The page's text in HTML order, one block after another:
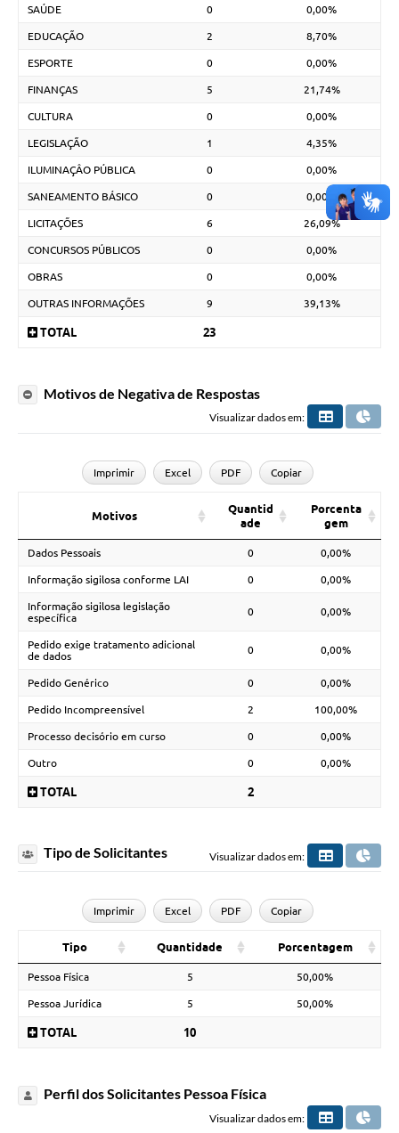
SAÚDE 0 0,00%
EDUCAÇÃO 2 8,70%
ESPORTE 0 0,00%
FINANÇAS 5 21,74%
CULTURA 0 0,00%
LEGISLAÇÃO 1 4,35%
ILUMINAÇÂO PÚBLICA 0 0,00%
SANEAMENTO BÁSICO 0 0,00%
LICITAÇÕES 6 26,09%
CONCURSOS PÚBLICOS 0 0,00%
OBRAS 0 0,00%
OUTRAS INFORMAÇÕES 9 39,13%
TOTAL 23
Motivos de Negativa de Respostas
Visualizar dados em:
Imprimir Excel PDF Copiar
Motivos
Quantid
ade
Porcenta
gem
Dados Pessoais 0 0,00%
Informação sigilosa conforme LAI 0 0,00%
Informação sigilosa legislação
específica
0 0,00%
Pedido exige tratamento adicional
de dados
0 0,00%
Pedido Genérico 0 0,00%
Pedido Incompreensível 2 100,00%
Processo decisório em curso 0 0,00%
Outro 0 0,00%
TOTAL 2
Tipo de Solicitantes Visualizar dados em:
Imprimir Excel PDF Copiar
Tipo Quantidade Porcentagem
Pessoa Física 5 50,00%
Pessoa Jurídica 5 50,00%
TOTAL 10
Perfil dos Solicitantes Pessoa Física
Visualizar dados em: